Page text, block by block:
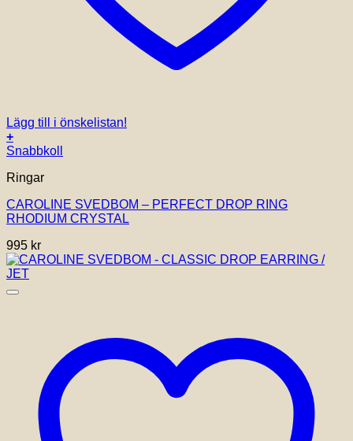
Lägg till i önskelistan!
+
Snabbkoll
Ringar
CAROLINE SVEDBOM – PERFECT DROP RING
RHODIUM CRYSTAL
995 kr